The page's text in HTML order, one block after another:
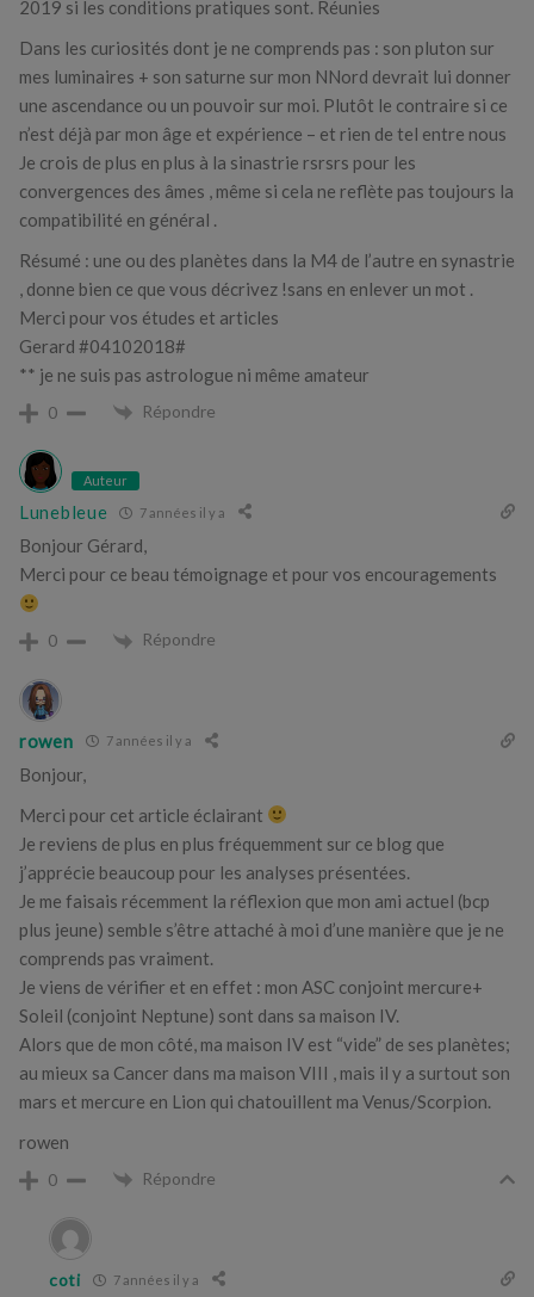
2019 si les conditions pratiques sont. Réunies
Dans les curiosités dont je ne comprends pas : son pluton sur
mes luminaires + son saturne sur mon NNord devrait lui donner
une ascendance ou un pouvoir sur moi. Plutôt le contraire si ce
n’est déjà par mon âge et expérience – et rien de tel entre nous
Je crois de plus en plus à la sinastrie rsrsrs pour les
convergences des âmes , même si cela ne reflète pas toujours la
compatibilité en général .
Résumé : une ou des planètes dans la M4 de l’autre en synastrie
, donne bien ce que vous décrivez !sans en enlever un mot .
Merci pour vos études et articles
Gerard #04102018#
** je ne suis pas astrologue ni même amateur
0 Répondre
Auteur
Lunebleue 7 années il y a
Bonjour Gérard,
Merci pour ce beau témoignage et pour vos encouragements
0 Répondre
rowen 7 années il y a
Bonjour,
Merci pour cet article éclairant
Je reviens de plus en plus fréquemment sur ce blog que
j’apprécie beaucoup pour les analyses présentées.
Je me faisais récemment la réflexion que mon ami actuel (bcp
plus jeune) semble s’être attaché à moi d’une manière que je ne
comprends pas vraiment.
Je viens de vérifier et en effet : mon ASC conjoint mercure+
Soleil (conjoint Neptune) sont dans sa maison IV.
Alors que de mon côté, ma maison IV est “vide” de ses planètes;
au mieux sa Cancer dans ma maison VIII , mais il y a surtout son
mars et mercure en Lion qui chatouillent ma Venus/Scorpion.
rowen
0 Répondre
coti 7 années il y a